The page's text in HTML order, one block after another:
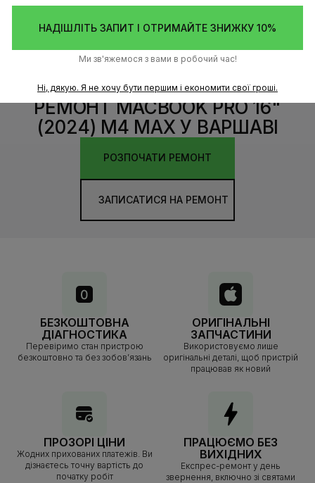
РЕМОНТ MACBOOK PRO 16"
(2024) M4 MAX У ВАРШАВІ
РОЗПОЧАТИ РЕМОНТ
ЗАПИСАТИСЯ НА РЕМОНТ
БЕЗКОШТОВНА
ДІАГНОСТИКА
Перевіримо стан пристрою
безкоштовно та без зобов’язань
ОРИГІНАЛЬНІ
ЗАПЧАСТИНИ
Використовуємо лише
оригінальні деталі, щоб пристрій
працював як новий
ПРОЗОРІ ЦІНИ
Жодних прихованих платежів. Ви
дізнаєтесь точну вартість до
початку робіт
ПРАЦЮЄМО БЕЗ
ВИХІДНИХ
Експрес-ремонт у день
звернення, включно зі святами
НАДІШЛІТЬ ЗАПИТ І ОТРИМАЙТЕ ЗНИЖКУ 10%
Ми зв'яжемося з вами в робочий час!
Ні, дякую. Я не хочу бути першим і економити свої гроші.